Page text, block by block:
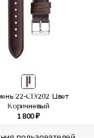
22-C13202 Цвет
Коричневый
1 800 ₽